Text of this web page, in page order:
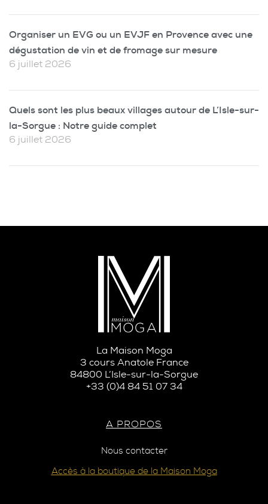
Organiser un EVG ou un EVJF en Provence avec une
dégustation de vin et de fromage sur mesure
6 juillet 2026
Quels sont les plus beaux villages autour de L’Isle-sur-
la-Sorgue : Notre guide complet
6 juillet 2026
La Maison Moga
3 cours Anatole France
84800 L’Isle-sur-la-Sorgue
+33 (0)4 84 51 07 34
A PROPOS
Nous contacter
Accès à la boutique de la Maison Moga